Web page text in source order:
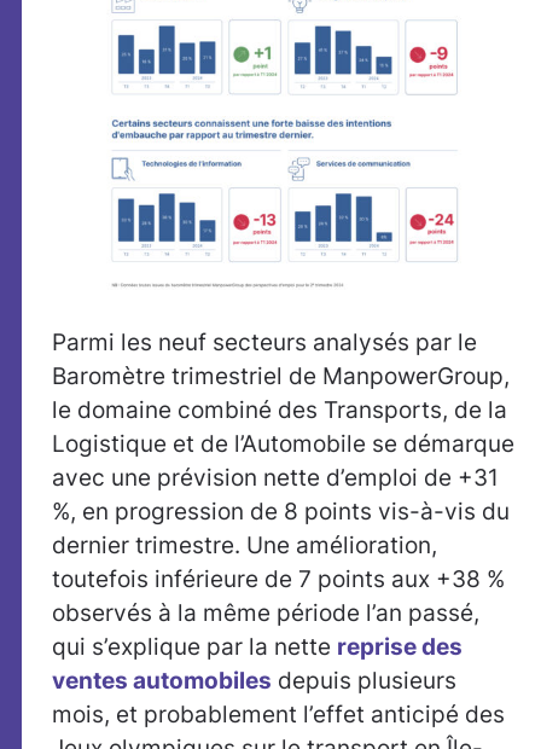
Parmi les neuf secteurs analysés par le
Baromètre trimestriel de ManpowerGroup,
le domaine combiné des Transports, de la
Logistique et de l’Automobile se démarque
avec une prévision nette d’emploi de +31
%, en progression de 8 points vis-à-vis du
dernier trimestre. Une amélioration,
toutefois inférieure de 7 points aux +38 %
observés à la même période l’an passé,
qui s’explique par la nette reprise des
ventes automobiles depuis plusieurs
mois, et probablement l’effet anticipé des